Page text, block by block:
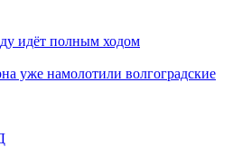
идёт полным ходом
уже намолотили волгоградские